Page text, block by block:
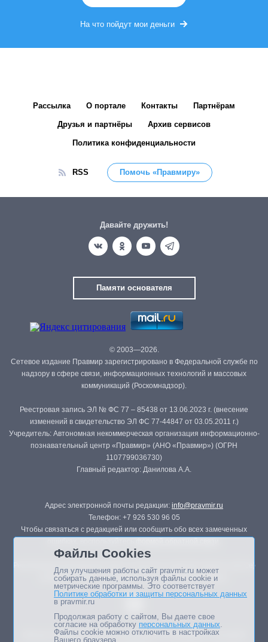
На что пойдут мои деньги
Рассылка О портале Контакты Партнёрам
Друзья и партнёры Архив сервисов
Политика конфиденциальности
RSS Помочь «Правмиру»
Давайте дружить!
Памяти основателя
© 2003—2026.
Сетевое издание Правмир зарегистрировано в Федеральной службе по
надзору в сфере связи, информационных технологий и массовых
коммуникаций (Роскомнадзор).
Реестровая запись ЭЛ № ФС 77 – 85438 от 13.06.2023 г. (внесение
изменений в свидетельство ЭЛ ФС 77-44847 от 03.05.2011 г.)
Учредитель: Автономная некоммерческая организация информационно-
познавательный центр «Правмир» (АНО «Правмир») (ОГРН
1107799036730)
Главный редактор: Данилова А.А.
Адрес электронной почты редакции: info@pravmir.ru
Телефон: +7 926 530 96 05
Чтобы связаться с редакцией или сообщить обо всех замеченных
Републикация материалов сайта в печатных изданиях (книгах, прессе)
возможна только с письменного разрешения редакции.
Мнение авторов статей портала может не совпадать с позицией
Файлы Cookies
Для улучшения работы сайт pravmir.ru может
собирать данные, используя файлы cookie и
метрические программы. Это соответствует
Политике обработки и защиты персональных данных
в pravmir.ru
Продолжая работу с сайтом, Вы даете свое
согласие на обработку персональных данных.
Файлы cookie можно отключить в настройках
Вашего браузера.